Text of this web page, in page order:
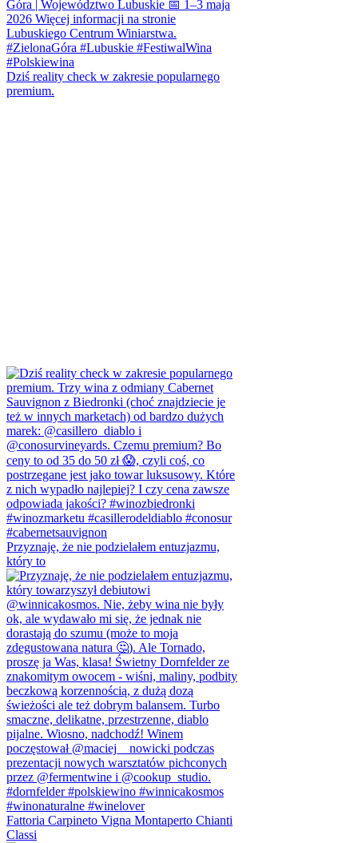
Dziś reality check w zakresie popularnego
premium.
Przyznaję, że nie podzielałem entuzjazmu,
który to
Fattoria Carpineto Vigna Montaperto Chianti
Classi